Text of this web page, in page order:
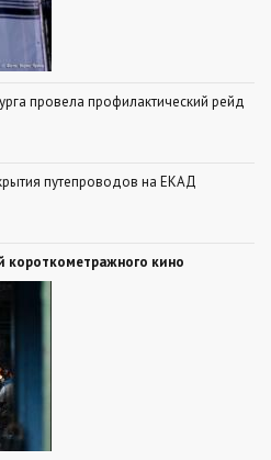
провела профилактический рейд
путепроводов на ЕКАД
короткометражного кино